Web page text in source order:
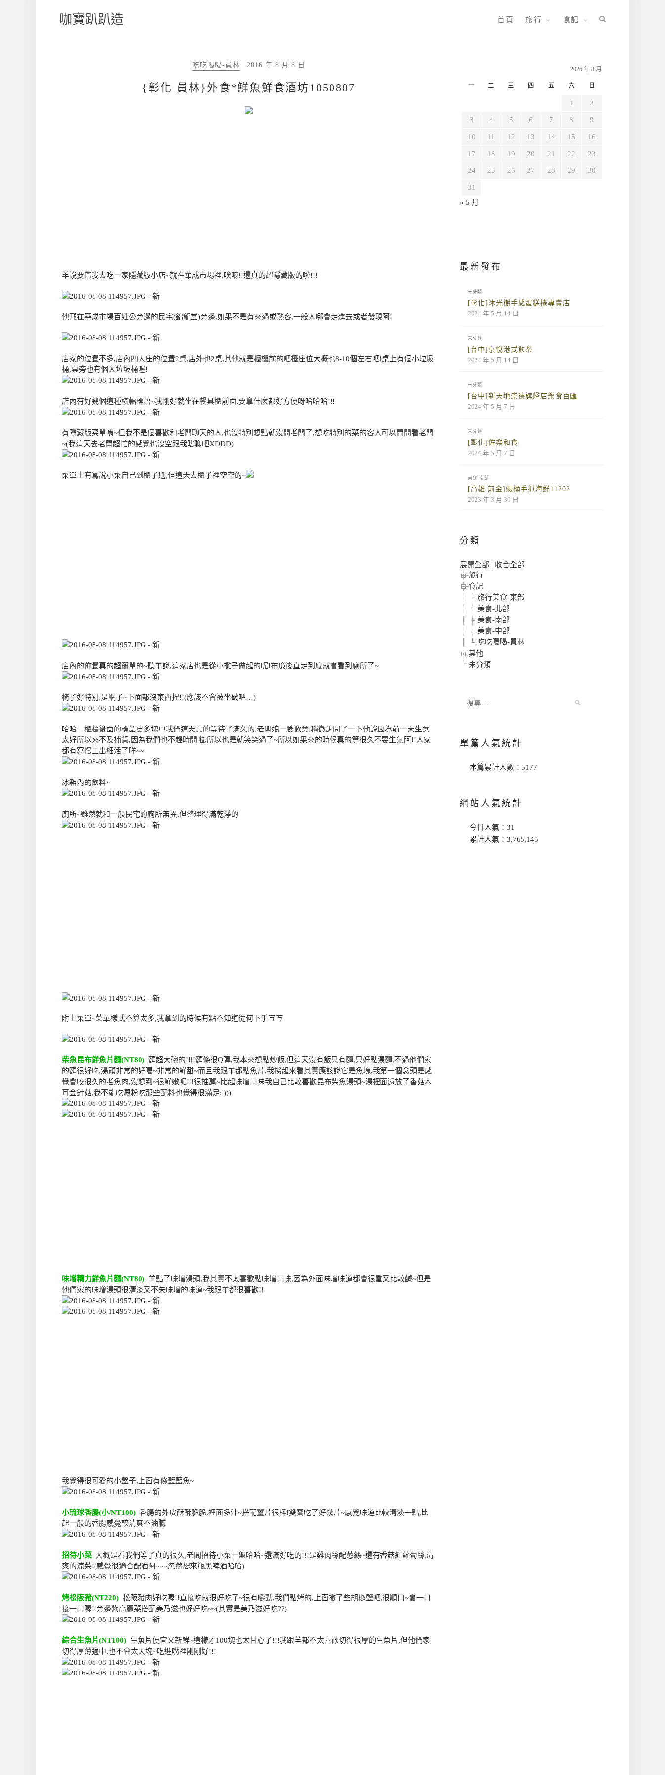
咖寶趴趴造 首頁 旅行 食記
吃吃喝喝-員林 2016 年 8 月 8 日
{彰化 員林}外食*鮮魚鮮食酒坊1050807
羊說要帶我去吃一家隱藏版小店~就在華成市場裡,唉唷!!還真的超隱藏版的啦!!!
他藏在華成市場百姓公旁邊的民宅(錦龍堂)旁邊,如果不是有來過或熟客,一般人哪會走進去或者發現阿!
店家的位置不多,店內四人座的位置2桌,店外也2桌,其他就是櫃檯前的吧檯座位大概也8-10個左右吧!桌上有個小垃圾
桶,桌旁也有個大垃圾桶喔!
店內有好幾個這種橫幅標語~我剛好就坐在餐具櫃前面,要拿什麼都好方便呀哈哈哈!!!
有隱藏版菜單唷~但我不是個喜歡和老闆聊天的人,也沒特別想點就沒問老闆了,想吃特別的菜的客人可以問問看老闆
~(我這天去老闆超忙的感覺也沒空跟我瞎聊吧XDDD)
菜單上有寫說小菜自己到櫃子選,但這天去櫃子裡空空的~
店內的佈置真的超簡單的~聽羊說,這家店也是從小攤子做起的呢!布廉後直走到底就會看到廁所了~
椅子好特別,是網子~下面都沒東西捏!!(應該不會被坐破吧…)
哈哈…櫃檯後面的標語更多塊!!!我們這天真的等待了滿久的,老闆娘一臉歉意,稍微詢問了一下他說因為前一天生意
太好所以來不及補貨,因為我們也不趕時間啦,所以也是就笑笑過了~所以如果來的時候真的等很久不要生氣阿!!人家
都有寫慢工出細活了咩~~
冰箱內的飲料~
廁所~雖然就和一般民宅的廁所無異,但整理得滿乾淨的
附上菜單~菜單樣式不算太多,我拿到的時候有點不知道從何下手ㄎㄎ
柴魚昆布鮮魚片麵(NT80) 麵超大碗的!!!!麵條很Q彈,我本來想點炒飯,但這天沒有飯只有麵,只好點湯麵,不過他們家
的麵很好吃,湯頭非常的好喝~非常的鮮甜~而且我跟羊都點魚片,我撈起來看其實應該說它是魚塊,我第一個念頭是感
覺會咬很久的老魚肉,沒想到~很鮮嫩呢!!!很推薦~比起味增口味我自己比較喜歡昆布柴魚湯頭~湯裡面還放了香菇木
耳金針菇,我不能吃澱粉吃那些配料也覺得很滿足: )))
味增精力鮮魚片麵(NT80) 羊點了味增湯頭,我其實不太喜歡點味增口味,因為外面味增味道都會很重又比較鹹~但是
他們家的味增湯頭很清淡又不失味增的味道~我跟羊都很喜歡!!
我覺得很可愛的小盤子,上面有條藍藍魚~
小琉球香腸(小/NT100) 香腸的外皮酥酥脆脆,裡面多汁~搭配薑片很棒!雙寶吃了好幾片~感覺味道比較清淡一點,比
起一般的香腸感覺較清爽不油膩
招待小菜 大概是看我們等了真的很久,老闆招待小菜一盤哈哈~還滿好吃的!!!是雞肉絲配蔥絲~還有香菇紅蘿蔔絲,清
爽的涼菜!(感覺很適合配酒阿~~~忽然想來瓶黑啤酒哈哈)
烤松阪豬(NT220) 松阪豬肉好吃喔!!直接吃就很好吃了~很有嚼勁,我們點烤的,上面撒了些胡椒鹽吧,很順口~會一口
接一口喔!!旁邊紫高麗菜搭配美乃滋也好好吃~~(其實是美乃滋好吃??)
綜合生魚片(NT100) 生魚片便宜又新鮮~這樣才100塊也太甘心了!!!我跟羊都不太喜歡切得很厚的生魚片,但他們家
切得厚薄適中,也不會太大塊~吃進嘴裡剛剛好!!!
2026 年 8 月
一 二 三 四 五 六 日
1 2
3 4 5 6 7 8 9
10 11 12 13 14 15 16
17 18 19 20 21 22 23
24 25 26 27 28 29 30
31
« 5 月
最新發布
未分類
[彰化]沐光樹手感蛋糕捲專賣店
2024 年 5 月 14 日
未分類
[台中]京悅港式飲茶
2024 年 5 月 14 日
未分類
[台中]新天地崇德旗艦店樂食百匯
2024 年 5 月 7 日
未分類
[彰化]佐樂和食
2024 年 5 月 7 日
美食-南部
[高雄 前金]蝦桶手抓海鮮11202
2023 年 3 月 30 日
分類
展開全部 | 收合全部
旅行
食記
旅行美食-東部
美食-北部
美食-南部
美食-中部
吃吃喝喝-員林
其他
未分類
單篇人氣統計
本篇累計人數： 5177
網站人氣統計
今日人氣： 31
累計人氣： 3,765,145